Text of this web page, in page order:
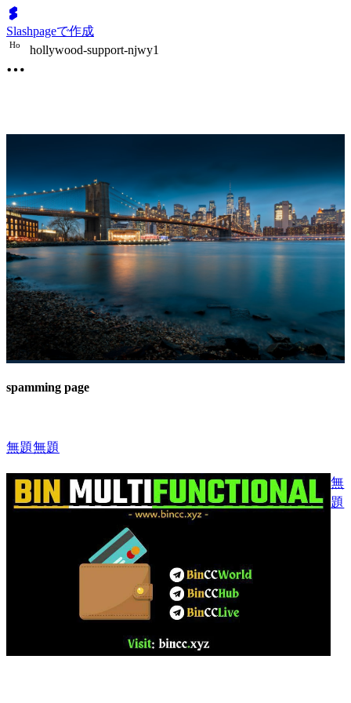
Slashpageで作成
Ho hollywood-support-njwy1
spamming page
無題無題
無
題